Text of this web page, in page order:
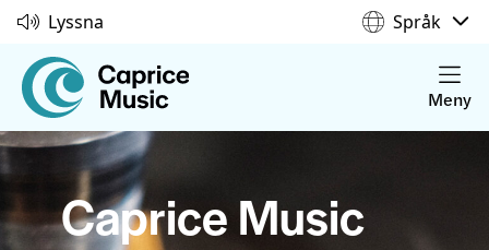
Lyssna Språk
Meny
Caprice Music